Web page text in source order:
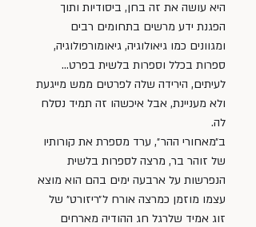
היא עושה את זה בחן, ביסודיות ותוך
הפגנת ידע מרשים בתחומים רבים
ומגוונים כמו גיאולוגיה, גיאומורפולוגיה,
ספרות בכלל וספרות בלשית בפרט…
לעיתים, הירידה שלה לפרטים ממש מייגעת
ולא מעניינת, אבל איכשהו זה תמיד נסלח
לה.
ב״מאחורי ההר״, ערד מספרת את קורותיו
של זוהר בר, מרצה לספרות בלשית
הנפרשות על ארבעה ימים בהם הוא מוצא
עצמו מוזמן כמרצה אורח ל״ריזורט״ של
זוג אמיד שלרגל חג ההודיה מארחים